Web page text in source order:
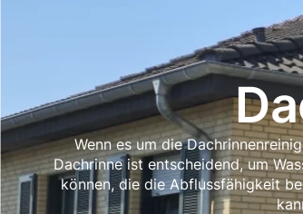
Wenn es um die
Dachrinne ist entscheidend, um
können, die die Abflussfähigkeit